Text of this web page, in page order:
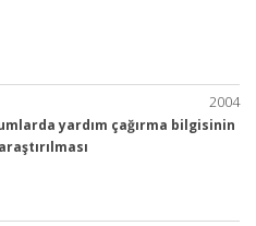
2004
yardım çağırma bilgisinin